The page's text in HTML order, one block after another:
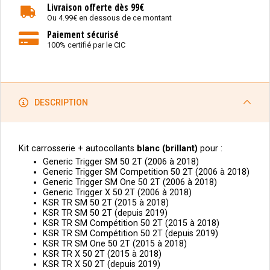
Livraison offerte dès 99€
Ou 4.99€ en dessous de ce montant
Paiement sécurisé
100% certifié par le CIC
DESCRIPTION
Kit carrosserie + autocollants blanc (brillant) pour :
Generic Trigger SM 50 2T (2006 à 2018)
Generic Trigger SM Competition 50 2T (2006 à 2018)
Generic Trigger SM One 50 2T (2006 à 2018)
Generic Trigger X 50 2T (2006 à 2018)
KSR TR SM 50 2T (2015 à 2018)
KSR TR SM 50 2T (depuis 2019)
KSR TR SM Compétition 50 2T (2015 à 2018)
KSR TR SM Compétition 50 2T (depuis 2019)
KSR TR SM One 50 2T (2015 à 2018)
KSR TR X 50 2T (2015 à 2018)
KSR TR X 50 2T (depuis 2019)